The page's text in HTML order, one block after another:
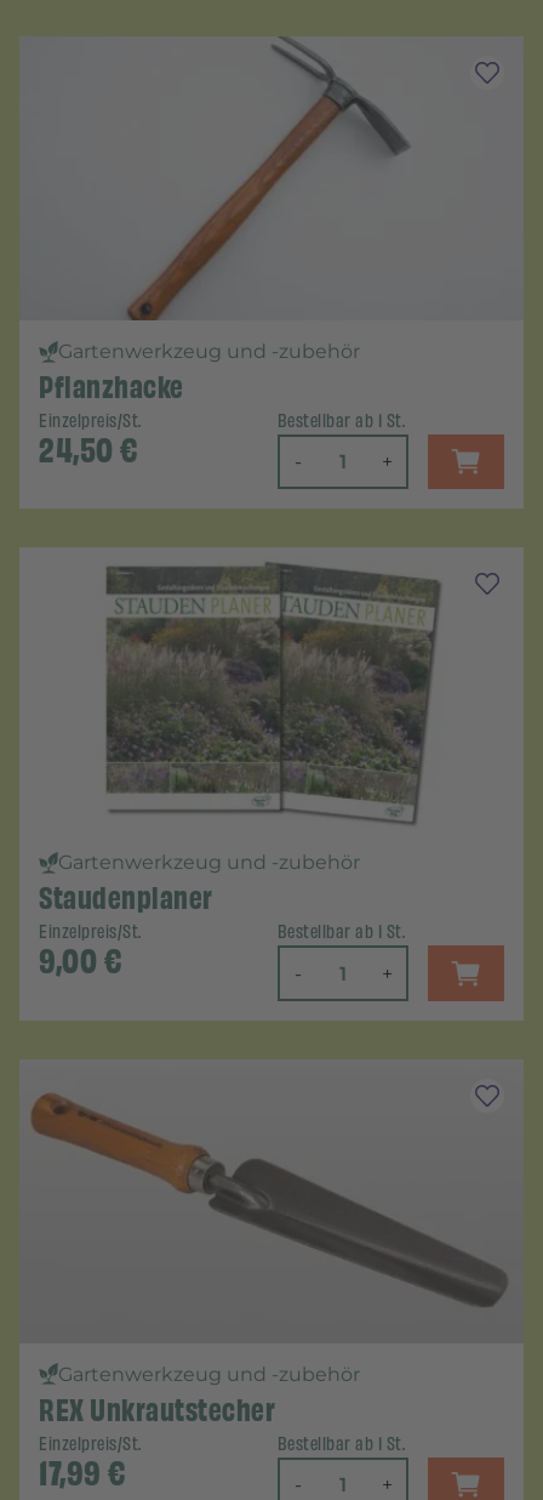
Gartenwerkzeug und -zubehör
Pflanzhacke
Einzelpreis/St.
24,50€
Bestellbar ab 1 St.
- +
Gartenwerkzeug und -zubehör
Staudenplaner
Einzelpreis/St.
9,00€
Bestellbar ab 1 St.
- +
Gartenwerkzeug und -zubehör
REX Unkrautstecher
Einzelpreis/St.
17,99€
Bestellbar ab 1 St.
- +